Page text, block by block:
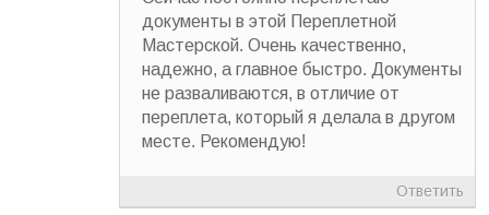
документы в этой Переплетной
Мастерской. Очень качественно,
надежно, а главное быстро. Документы
не разваливаются, в отличие от
переплета, который я делала в другом
месте. Рекомендую!
Ответить